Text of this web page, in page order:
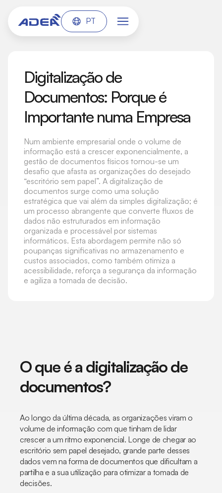
PT
Digitalização de
Documentos: Porque é
Importante numa Empresa
Num ambiente empresarial onde o volume de
informação está a crescer exponencialmente, a
gestão de documentos físicos tornou-se um
desafio que afasta as organizações do desejado
“escritório sem papel”. A digitalização de
documentos surge como uma solução
estratégica que vai além da simples digitalização; é
um processo abrangente que converte fluxos de
dados não estruturados em informação
organizada e processável por sistemas
informáticos. Esta abordagem permite não só
poupanças significativas no armazenamento e
custos associados, como também otimiza a
acessibilidade, reforça a segurança da informação
e agiliza a tomada de decisão.
O que é a digitalização de
documentos?
Ao longo da última década, as organizações viram o
volume de informação com que tinham de lidar
crescer a um ritmo exponencial. Longe de chegar ao
escritório sem papel desejado, grande parte desses
dados vem na forma de documentos que dificultam a
partilha e a sua utilização para otimizar a tomada de
decisões.